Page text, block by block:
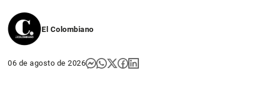
El Colombiano
06 de agosto de 2026